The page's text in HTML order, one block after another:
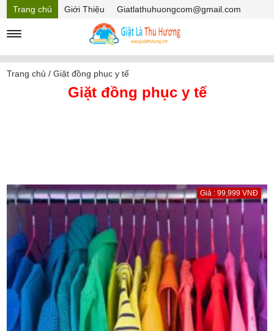
Trang chủ Giới Thiệu
Giatlathuhuongcom@gmail.com
Mã Giảm giá
Trang chủ /Giặt đồng phục y tế
Giặt đồng phục y tế
Giá : 99,999 VNĐ